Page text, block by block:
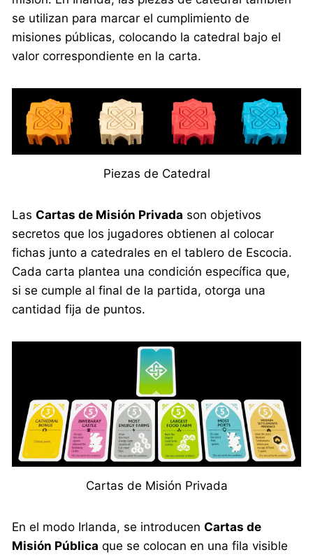
se utilizan para marcar el cumplimiento de
misiones públicas, colocando la catedral bajo el
valor correspondiente en la carta.
Piezas de Catedral
LasCartas de Misión Privada son objetivos
secretos que los jugadores obtienen al colocar
fichas junto a catedrales en el tablero de Escocia.
Cada carta plantea una condición específica que,
si se cumple al final de la partida, otorga una
cantidad fija de puntos.
Cartas de Misión Privada
En el modo Irlanda, se introducenCartas de
Misión Pública que se colocan en una fila visible